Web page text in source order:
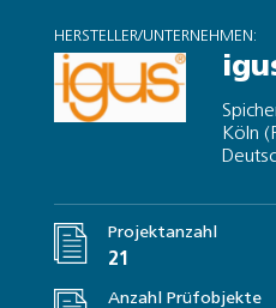
HERSTELLER/UNTERNEHMEN:
Köln
Projektanzahl
21
Anzahl Prüfobjekte